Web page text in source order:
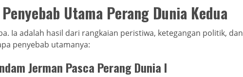
Utama Perang Dunia Kedua
Ia adalah hasil dari rangkaian peristiwa, ketegangan politik, dan
penyebab utamanya:
Jerman Pasca Perang Dunia I